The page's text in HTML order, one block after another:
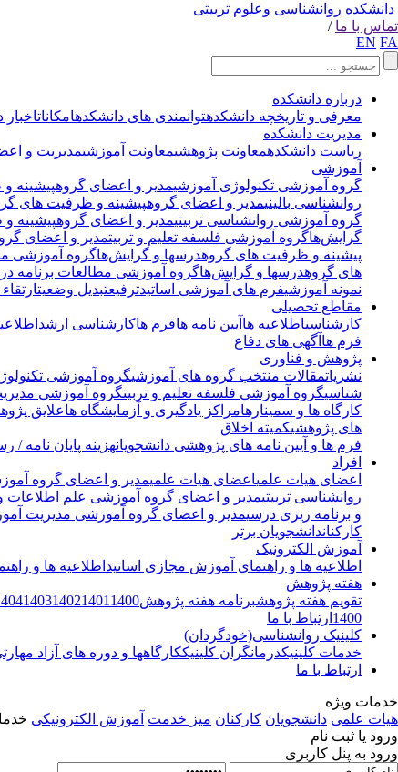
دانشکده روانشناسی وعلوم تربیتی
تماس با ما /
EN FA
درباره دانشکده
معرفی و تاریخچه دانشکدهتوانمندی های دانشکدهامکاناتاخبار
مدیریت دانشکده
ریاست دانشکدهمعاونت پژوهشیمعاونت آموزشیمدیریت و
آموزشی
گروه آموزشی تکنولوژی آموزشیمدیر و اعضای گروهپیشینه
روانشناسی بالینیمدیر و اعضای گروهپیشینه و ظرفیت های
گروه آموزشی روانشناسی تربیتیمدیر و اعضای گروهپیشینه
گرایش‌هاگروه آموزشی فلسفه تعلیم و تربیتمدیر و اعضای
پیشینه و ظرفیت های گروهدرسها و گرایش‌هاگروه آموزشی
های گروهدرسها و گرایش‌هاگروه آموزشی مطالعات برنامه
نمونه آموزشیفرم های آموزشی اساتیدترفیعتبدیل وضعیت
مقاطع تحصیلی
کارشناسیاطلاعیه ها آیین نامه هافرم هاکارشناسی ارشد
فرم ها آگهی های دفاع
پژوهش و فناوری
نشریاتمقالات منتخب گروه های آموزشیگروه آموزشی
شناسیگروه آموزشی فلسفه تعلیم و تربیتگروه آموزشی
کارگاه ها و سمینارهامراکز یادگیری و آزمایشگاه هاعلایق
های پژوهشیکمیته اخلاق
فرم ها و آیین نامه های پژوهشی دانشجویانهزینه پایان نامه /
افراد
اعضای هیات علمیاعضای هیات علمیمدیر و اعضای گروه
روانشناسی تربیتیمدیر و اعضای گروه آموزشی علم اطلاعات
و برنامه ریزی درسیمدیر و اعضای گروه آموزشی مدیریت
کارکناندانشجویان برتر
آموزش الکترونیک
اطلاعیه ها و راهنمای آموزش مجازی اساتید اطلاعیه ها و
هفته پژوهش
تقویم هفته پژوهشبرنامه هفته پژوهش 140314021401 1400
1400 ارتباط با ما
کلینیک روانشناسی(خودگردان)
خدمات کلینیکدرمانگران کلینیککارگاهها و دوره های آزاد
ارتباط با ما
خدمات ویژه
هیات علمی دانشجویان کارکنان میز خدمت آموزش الکترونیکی
ورود یا ثبت نام
ورود به پنل کاربری